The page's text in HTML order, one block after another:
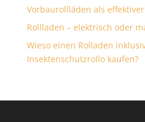
Vorbaurollläden als
Rollladen – elektrisch oder
Wieso einen Rolladen
Insektenschutzrollo kaufen?